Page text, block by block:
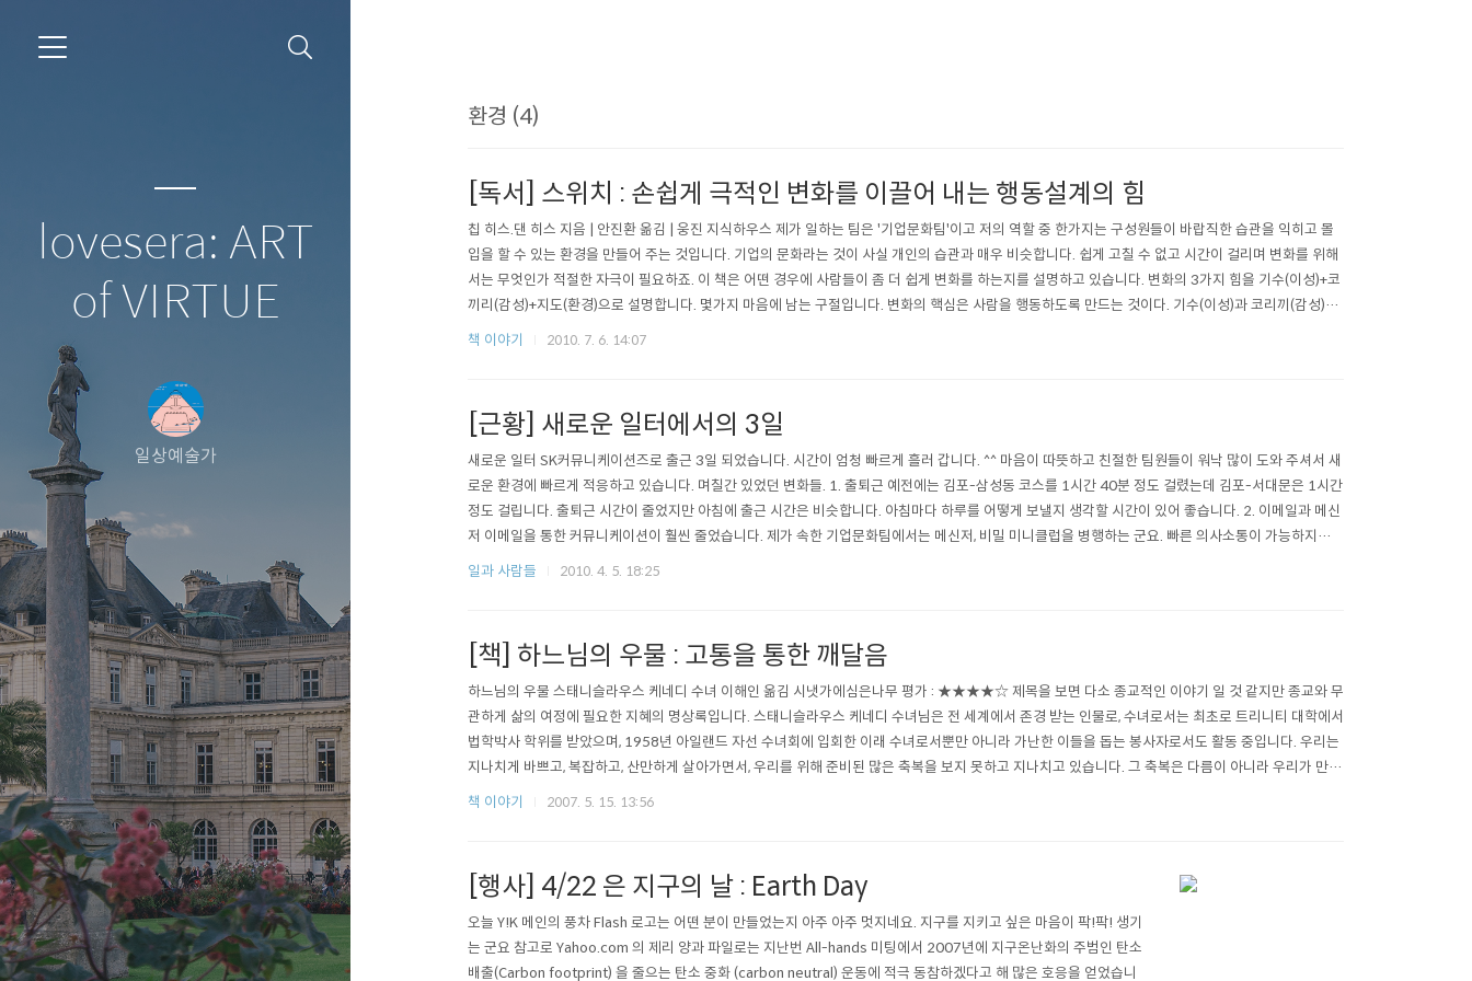
lovesera: ART
of VIRTUE
일상예술가
환경 (4)
[독서] 스위치 : 손쉽게 극적인 변화를 이끌어 내는 행동설계의 힘
칩 히스.댄 히스 지음 | 안진환 옮김 | 웅진 지식하우스 제가 일하는 팀은 '기업문화팀'이고 저의 역할 중 한가지는 구성원들이 바랍직한 습관을 익히고 몰
입을 할 수 있는 환경을 만들어 주는 것입니다. 기업의 문화라는 것이 사실 개인의 습관과 매우 비슷합니다. 쉽게 고칠 수 없고 시간이 걸리며 변화를 위해
서는 무엇인가 적절한 자극이 필요하죠. 이 책은 어떤 경우에 사람들이 좀 더 쉽게 변화를 하는지를 설명하고 있습니다. 변화의 3가지 힘을 기수(이성)+코
끼리(감성)+지도(환경)으로 설명합니다. 몇가지 마음에 남는 구절입니다. 변화의 핵심은 사람을 행동하도록 만드는 것이다. 기수(이성)과 코리끼(감성)의
의견이 불일치 되면 항상 코리끼가 이긴다. 자제력은 소모성 자원이다. 변화가 클수록 많은 자제력이 소모..
책 이야기 2010. 7. 6. 14:07
[근황] 새로운 일터에서의 3일
새로운 일터 SK커뮤니케이션즈로 출근 3일 되었습니다. 시간이 엄청 빠르게 흘러 갑니다. ^^ 마음이 따뜻하고 친절한 팀원들이 워낙 많이 도와 주셔서 새
로운 환경에 빠르게 적응하고 있습니다. 며칠간 있었던 변화들. 1. 출퇴근 예전에는 김포-삼성동 코스를 1시간 40분 정도 걸렸는데 김포-서대문은 1시간
정도 걸립니다. 출퇴근 시간이 줄었지만 아침에 출근 시간은 비슷합니다. 아침마다 하루를 어떻게 보낼지 생각할 시간이 있어 좋습니다. 2. 이메일과 메신
저 이메일을 통한 커뮤니케이션이 훨씬 줄었습니다. 제가 속한 기업문화팀에서는 메신저, 비밀 미니클럽을 병행하는 군요. 빠른 의사소통이 가능하지만
정보가 분산 되어 있고 수시로 업데이트를 알려주는 메시저 창 덕분에 집중력이 조금 떨어집니다. 3. 프리허그 입..
일과 사람들 2010. 4. 5. 18:25
[책] 하느님의 우물 : 고통을 통한 깨달음
하느님의 우물 스태니슬라우스 케네디 수녀 이해인 옮김 시냇가에심은나무 평가 : ★★★★☆ 제목을 보면 다소 종교적인 이야기 일 것 같지만 종교와 무
관하게 삶의 여정에 필요한 지혜의 명상록입니다. 스태니슬라우스 케네디 수녀님은 전 세계에서 존경 받는 인물로, 수녀로서는 최초로 트리니티 대학에서
법학박사 학위를 받았으며, 1958년 아일랜드 자선 수녀회에 입회한 이래 수녀로서뿐만 아니라 가난한 이들을 돕는 봉사자로서도 활동 중입니다. 우리는
지나치게 바쁘고, 복잡하고, 산만하게 살아가면서, 우리를 위해 준비된 많은 축복을 보지 못하고 지나치고 있습니다. 그 축복은 다름이 아니라 우리가 만나
는 사람들 우리의 일, 그리고 우리의 하루 하루 입니다. 우리의 근심, 걱정은 우리에게 무엇인가를 알려 주려고 찾아온 손..
책 이야기 2007. 5. 15. 13:56
[행사] 4/22 은 지구의 날 : Earth Day
오늘 Y!K 메인의 풍차 Flash 로고는 어떤 분이 만들었는지 아주 아주 멋지네요. 지구를 지키고 싶은 마음이 팍!팍! 생기
는 군요 참고로 Yahoo.com 의 제리 양과 파일로는 지난번 All-hands 미팅에서 2007년에 지구온난화의 주범인 탄소
배출(Carbon footprint) 을 줄으는 탄소 중화 (carbon neutral) 운동에 적극 동참하겠다고 해 많은 호응을 얻었습니